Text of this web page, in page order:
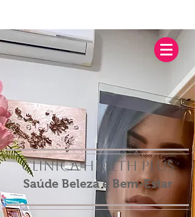
Clínica Health Plus
Saúde Beleza e Bem-Estar